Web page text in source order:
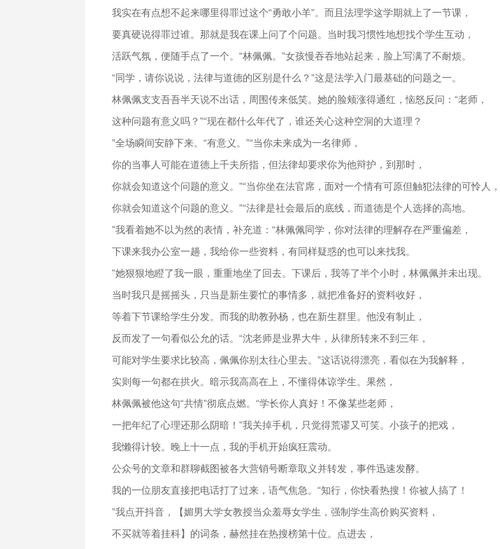
我实在有点想不起来哪里得罪过这个“勇敢小羊”。而且法理学这学期就上了一节课，
要真硬说得罪过谁。那就是我在课上问了个问题。当时我习惯性地想找个学生互动，
活跃气氛，便随手点了一个。“林佩佩。”女孩慢吞吞地站起来，脸上写满了不耐烦。
“同学，请你说说，法律与道德的区别是什么？”这是法学入门最基础的问题之一。
林佩佩支支吾吾半天说不出话，周围传来低笑。她的脸颊涨得通红，恼怒反问：“老师，
这种问题有意义吗？”“现在都什么年代了，谁还关心这种空洞的大道理？
”全场瞬间安静下来。“有意义。”“当你未来成为一名律师，
你的当事人可能在道德上千夫所指，但法律却要求你为他辩护，到那时，
你就会知道这个问题的意义。”“当你坐在法官席，面对一个情有可原但触犯法律的可怜人，
你就会知道这个问题的意义。”“法律是社会最后的底线，而道德是个人选择的高地。
”我看着她不以为然的表情，补充道：“林佩佩同学，你对法律的理解存在严重偏差，
下课来我办公室一趟，我给你一些资料，有同样疑惑的也可以来找我。
”她狠狠地瞪了我一眼，重重地坐了回去。下课后，我等了半个小时，林佩佩并未出现。
当时我只是摇摇头，只当是新生要忙的事情多，就把准备好的资料收好，
等着下节课给学生分发。而我的助教孙杨，也在新生群里。他没有制止，
反而发了一句看似公允的话。“沈老师是业界大牛，从律所转来不到三年，
可能对学生要求比较高，佩佩你别太往心里去。”这话说得漂亮，看似在为我解释，
实则每一句都在拱火。暗示我高高在上，不懂得体谅学生。果然，
林佩佩被他这句“共情”彻底点燃。“学长你人真好！不像某些老师，
一把年纪了心理还那么阴暗！”我关掉手机，只觉得荒谬又可笑。小孩子的把戏，
我懒得计较。晚上十一点，我的手机开始疯狂震动。
公众号的文章和群聊截图被各大营销号断章取义并转发，事件迅速发酵。
我的一位朋友直接把电话打了过来，语气焦急。“知行，你快看热搜！你被人搞了！
”我点开抖音，【媚男大学女教授当众羞辱女学生，强制学生高价购买资料，
不买就等着挂科】的词条，赫然挂在热搜榜第十位。点进去，